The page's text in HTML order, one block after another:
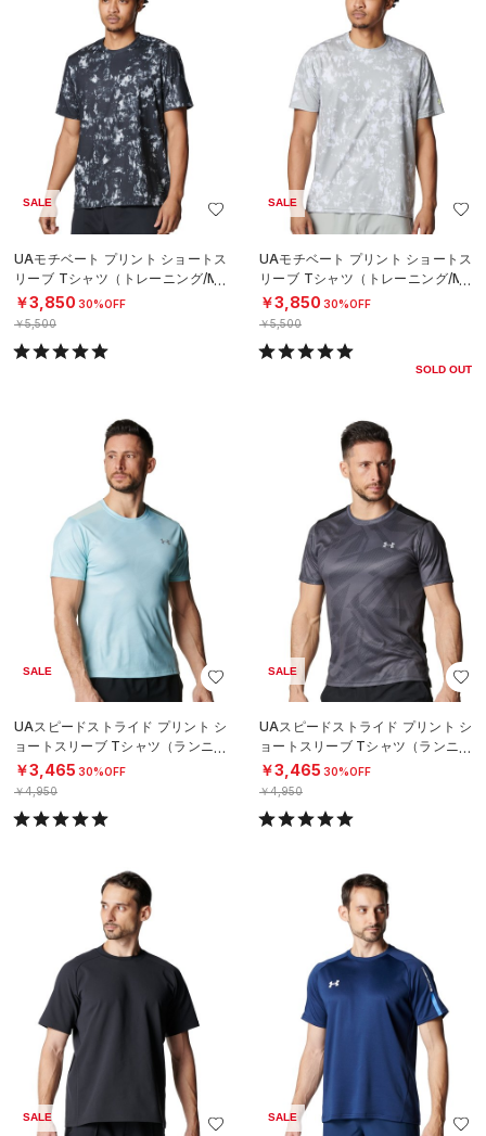
SALE
UAモチベート プリント ショートス
リーブ Tシャツ（トレーニング/ME
N）
￥3,850 30%OFF
￥5,500
SALE
UAモチベート プリント ショートス
リーブ Tシャツ（トレーニング/ME
N）
￥3,850 30%OFF
￥5,500
SOLD OUT
SALE
UAスピードストライド プリント シ
ョートスリーブ Tシャツ（ランニン
グ/MEN）
￥3,465 30%OFF
￥4,950
SALE
UAスピードストライド プリント シ
ョートスリーブ Tシャツ（ランニン
グ/MEN）
￥3,465 30%OFF
￥4,950
SALE SALE